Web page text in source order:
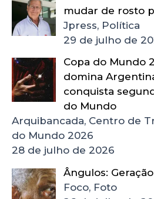
mudar de rosto
Jpress, Política
29 de julho de
Copa do Mundo
domina
conquista
do Mundo
Arquibancada, Centro de
do Mundo 2026
28 de julho de 2026
Ângulos:
Foco, Foto